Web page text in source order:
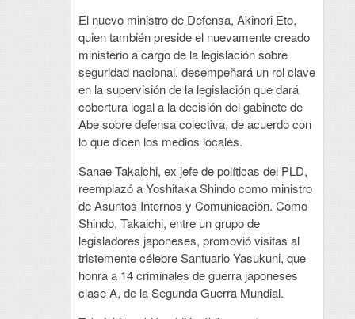
El nuevo ministro de Defensa, Akinori Eto,
quien también preside el nuevamente creado
ministerio a cargo de la legislación sobre
seguridad nacional, desempeñará un rol clave
en la supervisión de la legislación que dará
cobertura legal a la decisión del gabinete de
Abe sobre defensa colectiva, de acuerdo con
lo que dicen los medios locales.
Sanae Takaichi, ex jefe de políticas del PLD,
reemplazó a Yoshitaka Shindo como ministro
de Asuntos Internos y Comunicación. Como
Shindo, Takaichi, entre un grupo de
legisladores japoneses, promovió visitas al
tristemente célebre Santuario Yasukuni, que
honra a 14 criminales de guerra japoneses
clase A, de la Segunda Guerra Mundial.